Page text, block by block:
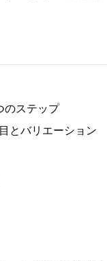
のステップ
とバリエーション